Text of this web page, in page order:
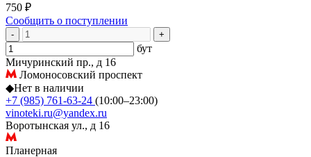
750 ₽
Сообщить о поступлении
- +
бут
Мичуринский пр., д 16
Ломоносовский проспект
◆Нет в наличии
+7 (985) 761-63-24 (10:00–23:00)
vinoteki.ru@yandex.ru
Воротынская ул., д 16
Планерная